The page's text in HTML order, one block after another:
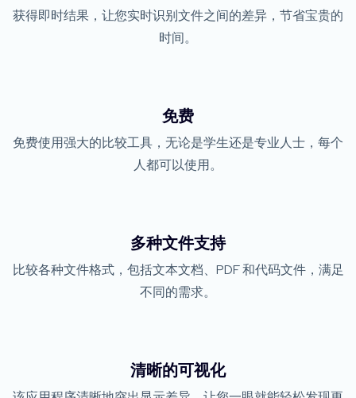
获得即时结果，让您实时识别文件之间的差异，节省宝贵的
时间。
免费
免费使用强大的比较工具，无论是学生还是专业人士，每个
人都可以使用。
多种文件支持
比较各种文件格式，包括文本文档、PDF 和代码文件，满足
不同的需求。
清晰的可视化